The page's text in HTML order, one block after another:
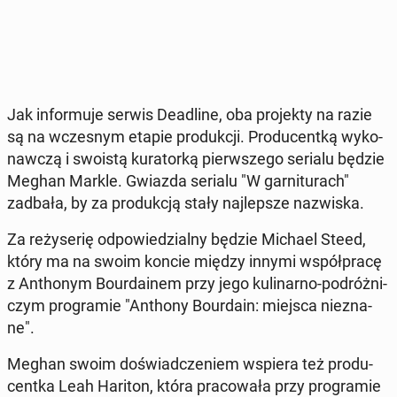
Jak in­for­mu­je serwis De­adli­ne, oba pro­jek­ty na razie
są na wcze­snym etapie pro­duk­cji. Pro­du­cent­ką wy­ko­
naw­czą i swoistą ku­ra­tor­ką pierw­sze­go serialu będzie
Meghan Markle. Gwiazda serialu "W gar­ni­tu­rach"
zadbała, by za pro­duk­cją stały naj­lep­sze na­zwi­ska.
Za re­ży­se­rię od­po­wie­dzial­ny będzie Michael Steed,
który ma na swoim koncie między innymi współ­pra­cę
z An­tho­nym Bo­ur­da­inem przy jego ku­li­nar­no-po­dróż­ni­
czym pro­gra­mie "Anthony Bo­ur­da­in: miejsca nie­zna­
ne".
Meghan swoim do­świad­cze­niem wspiera też pro­du­
cent­ka Leah Hariton, która pra­co­wa­ła przy pro­gra­mie